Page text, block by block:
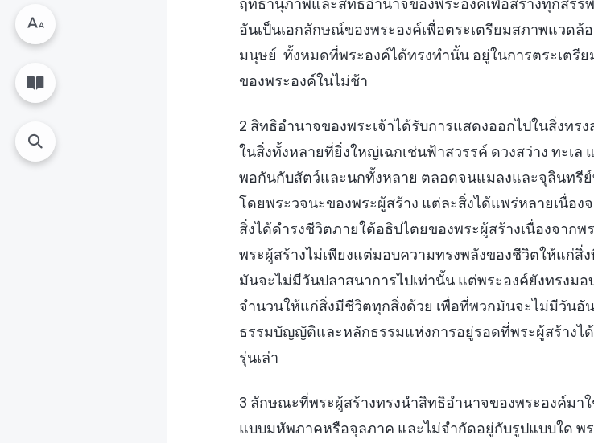
ฤทธานุภาพและสิทธิอำนาจของพระองค์เพื่อสร้างทุกสร
อันเป็นเอกลักษณ์ของพระองค์เพื่อตระเตรียมสภาพแวดล้
มนุษย์ ทั้งหมดที่พระองค์ได้ทรงทำนั้น อยู่ในการตระเตรี
ของพระองค์ในไม่ช้า
2 สิทธิอำนาจของพระเจ้าได้รับการแสดงออกไปในสิ่งทร
ในสิ่งทั้งหลายที่ยิ่งใหญ่เฉกเช่นฟ้าสวรรค์ ดวงสว่าง ทะเ
พอกันกับสัตว์และนกทั้งหลาย ตลอดจนแมลงและจุลินทรี
โดยพระวจนะของพระผู้สร้าง แต่ละสิ่งได้แพร่หลายเนื่อง
สิ่งได้ดำรงชีวิตภายใต้อธิปไตยของพระผู้สร้างเนื่องจาก
พระผู้สร้างไม่เพียงแต่มอบความทรงพลังของชีวิตให้แก่สิ่
มันจะไม่มีวันปลาสนาการไปเท่านั้น แต่พระองค์ยังทรง
จำนวนให้แก่สิ่งมีชีวิตทุกสิ่งด้วย เพื่อที่พวกมันจะไม่มีวันอั
ธรรมบัญญัติและหลักธรรมแห่งการอยู่รอดที่พระผู้สร้างไ
รุ่นเล่า
3 ลักษณะที่พระผู้สร้างทรงนำสิทธิอำนาจของพระองค์ม
แบบมหัพภาคหรือจุลภาค และไม่จำกัดอยู่กับรูปแบบใด พ